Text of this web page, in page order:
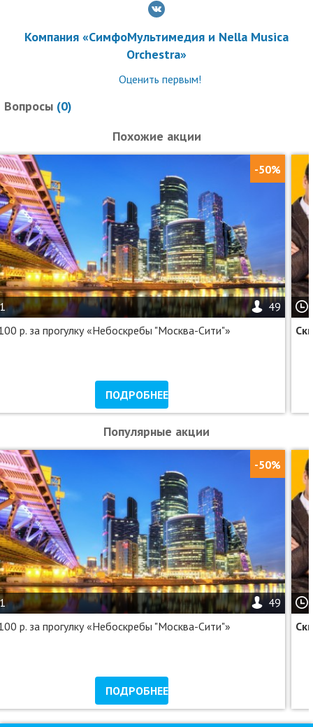
Компания «СимфоМультимедия и Nella Musica
Orchestra»
Оценить первым!
Вопросы (0)
Похожие акции
-50%
1
49
р. за прогулку «Небоскребы "Москва-Сити"»
ПОДРОБНЕЕ
Популярные акции
-50%
1
49
р. за прогулку «Небоскребы "Москва-Сити"»
ПОДРОБНЕЕ